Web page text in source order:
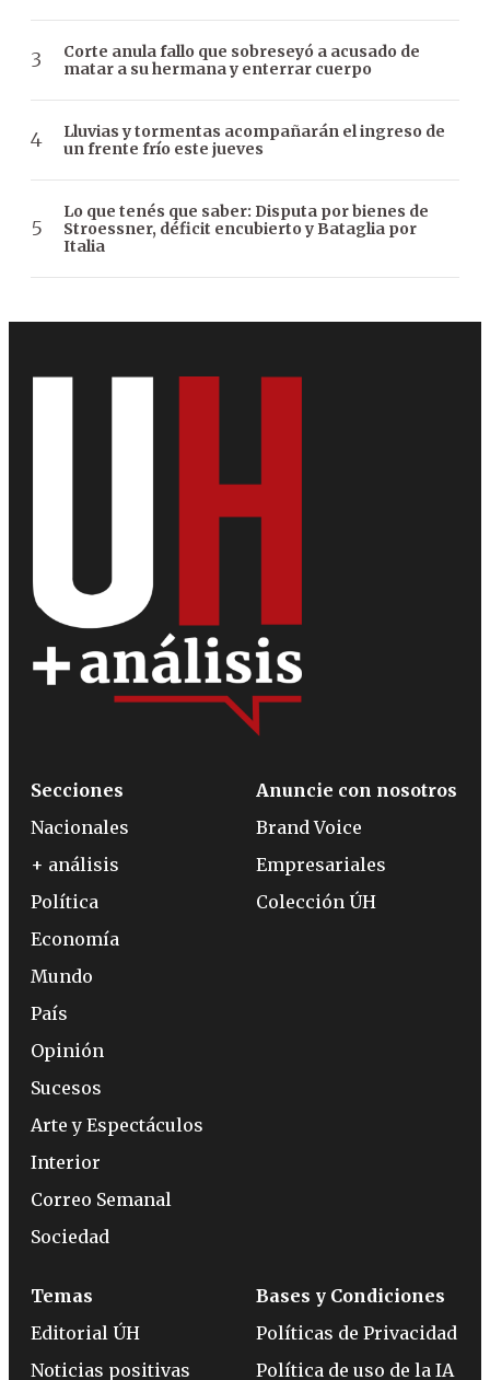
Corte anula fallo que sobreseyó a acusado de
matar a su hermana y enterrar cuerpo
Lluvias y tormentas acompañarán el ingreso de
un frente frío este jueves
Lo que tenés que saber: Disputa por bienes de
Stroessner, déficit encubierto y Bataglia por
Italia
Secciones
Nacionales
+ análisis
Política
Economía
Mundo
País
Opinión
Sucesos
Arte y Espectáculos
Interior
Correo Semanal
Sociedad
Anuncie con nosotros
Brand Voice
Empresariales
Colección ÚH
Temas
Editorial ÚH
Noticias positivas
Bases y Condiciones
Políticas de Privacidad
Política de uso de la IA